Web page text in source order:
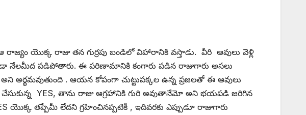
యొక్క రాజు తన గుర్రపు బండిలో విహారానికి వస్తాడు. వీరి ఆవులు వెళ్లి
నేలమీద పడిపోతారు. ఈ పరిణామానికి కంగారు పడిన రాజుగారు అసలు
అర్థమవుతుంది . ఆయన కోపంగా చుట్టుపక్కల ఉన్న ప్రజలతో ఈ ఆవులు
YES, తాను రాజు ఆగ్రహానికి గురి అవుతానేమో అని భయపడి జరిగిన
యొక్క తప్పేమీ లేదని గ్రహించినప్పటికీ , ఇదివరకు ఎప్పుడూ రాజుగారు